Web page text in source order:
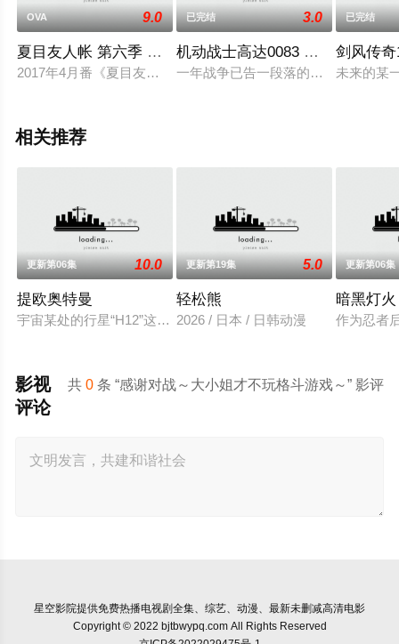
OVA 9.0
夏目友人帐 第六季 特别篇 铃响的残株
2017年4月番《夏目友人帐第六季》开播，作品第四卷BD公布
已完结 3.0
机动战士高达0083 星尘的回忆
一年战争已告一段落的三年后，基于
已完结
剑风传奇
未来的某
相关推荐
更新第06集 10.0
提欧奥特曼
宇宙某处的行星“H12”这颗与地球极其相似的星球，某日遭到
更新第19集 5.0
轻松熊
2026 / 日本 / 日韩动漫
更新第06集
暗黑灯火
作为忍者
共0 条 “感谢对战～大小姐才不玩格斗游戏～” 影评
影视
评论
星空影院提供免费热播电视剧全集、综艺、动漫、最新未删减高清电影
Copyright © 2022 bjtbwypq.com All Rights Reserved